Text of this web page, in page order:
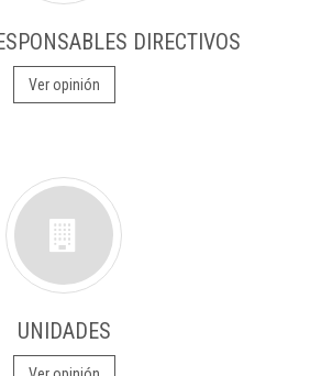
DIRECTIVOS
Ver opinión
UNIDADES